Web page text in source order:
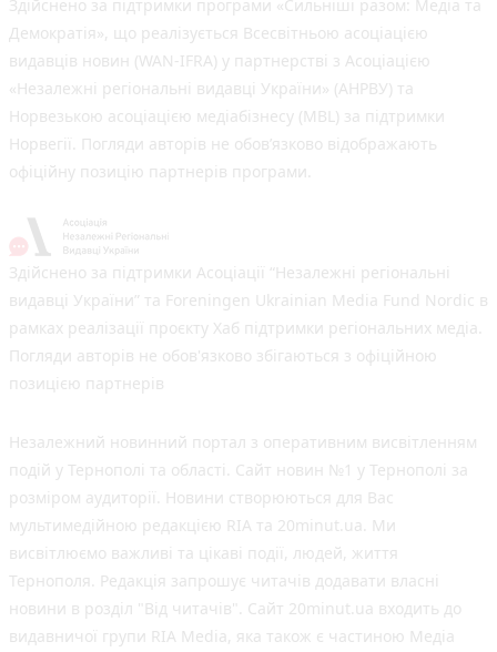
Здійснено за підтримки програми «Сильніші разом: Медіа та
Демократія», що реалізується Всесвітньою асоціацією
видавців новин (WAN-IFRA) у партнерстві з Асоціацією
«Незалежні регіональні видавці України» (АНРВУ) та
Норвезькою асоціацією медіабізнесу (MBL) за підтримки
Норвегії. Погляди авторів не обов’язково відображають
офіційну позицію партнерів програми.
Здійснено за підтримки Асоціації “Незалежні регіональні
видавці України” та Foreningen Ukrainian Media Fund Nordic в
рамках реалізації проєкту Хаб підтримки регіональних медіа.
Погляди авторів не обов'язково збігаються з офіційною
позицією партнерів
Незалежний новинний портал з оперативним висвітленням
подій у Тернополі та області. Сайт новин №1 у Тернополі за
розміром аудиторії. Новини створюються для Вас
мультимедійною редакцією RIA та 20minut.ua. Ми
висвітлюємо важливі та цікаві події, людей, життя
Тернополя. Редакція запрошує читачів додавати власні
новини в розділ "Від читачів". Сайт 20minut.ua входить до
видавничої групи RIA Media, яка також є частиною Медіа